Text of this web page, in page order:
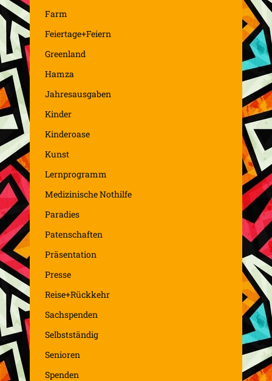
Farm
Feiertage+Feiern
Greenland
Hamza
Jahresausgaben
Kinder
Kinderoase
Kunst
Lernprogramm
Medizinische Nothilfe
Paradies
Patenschaften
Präsentation
Presse
Reise+Rückkehr
Sachspenden
Selbstständig
Senioren
Spenden